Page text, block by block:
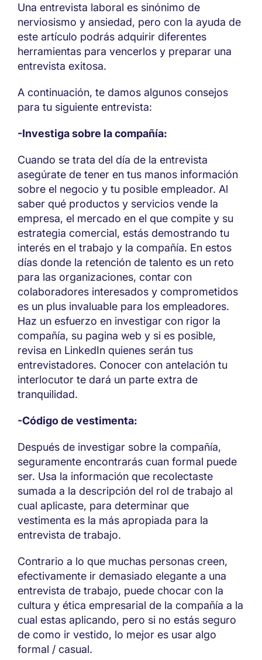
Una entrevista laboral es sinónimo de
nerviosismo y ansiedad, pero con la ayuda de
este artículo podrás adquirir diferentes
herramientas para vencerlos y preparar una
entrevista exitosa.
A continuación, te damos algunos consejos
para tu siguiente entrevista:
-Investiga sobre la compañía:
Cuando se trata del día de la entrevista
asegúrate de tener en tus manos información
sobre el negocio y tu posible empleador. Al
saber qué productos y servicios vende la
empresa, el mercado en el que compite y su
estrategia comercial, estás demostrando tu
interés en el trabajo y la compañía. En estos
días donde la retención de talento es un reto
para las organizaciones, contar con
colaboradores interesados y comprometidos
es un plus invaluable para los empleadores.
Haz un esfuerzo en investigar con rigor la
compañía, su pagina web y si es posible,
revisa en LinkedIn quienes serán tus
entrevistadores. Conocer con antelación tu
interlocutor te dará un parte extra de
tranquilidad.
-Código de vestimenta:
Después de investigar sobre la compañía,
seguramente encontrarás cuan formal puede
ser. Usa la información que recolectaste
sumada a la descripción del rol de trabajo al
cual aplicaste, para determinar que
vestimenta es la más apropiada para la
entrevista de trabajo.
Contrario a lo que muchas personas creen,
efectivamente ir demasiado elegante a una
entrevista de trabajo, puede chocar con la
cultura y ética empresarial de la compañía a la
cual estas aplicando, pero si no estás seguro
de como ir vestido, lo mejor es usar algo
formal / casual.